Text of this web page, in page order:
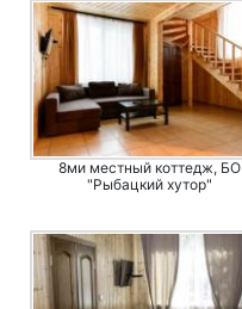
8ми местный коттедж, БО
"Рыбацкий хутор"